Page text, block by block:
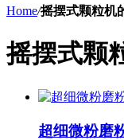
Home/摇摆式颗粒机
摇摆式颗
超细微粉磨